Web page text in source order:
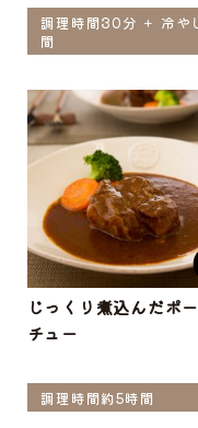
調理時間30分 ＋ 冷や
間
じっくり煮込んだポ
チュー
調理時間約5時間